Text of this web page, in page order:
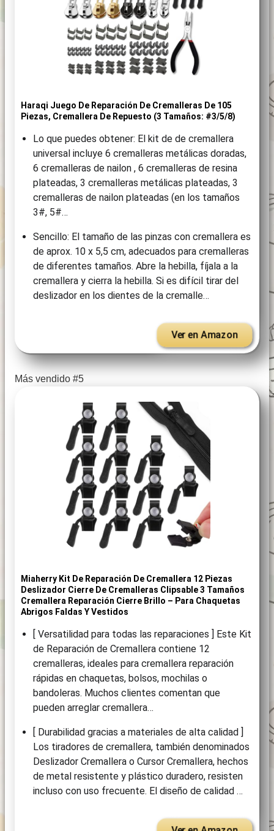
Haraqi Juego De Reparación De Cremalleras De 105
Piezas, Cremallera De Repuesto (3 Tamaños: #3/5/8)
Lo que puedes obtener: El kit de de cremallera
universal incluye 6 cremalleras metálicas doradas,
6 cremalleras de nailon , 6 cremalleras de resina
plateadas, 3 cremalleras metálicas plateadas, 3
cremalleras de nailon plateadas (en los tamaños
3#, 5#…
Sencillo: El tamaño de las pinzas con cremallera es
de aprox. 10 x 5,5 cm, adecuados para cremalleras
de diferentes tamaños. Abre la hebilla, fíjala a la
cremallera y cierra la hebilla. Si es difícil tirar del
deslizador en los dientes de la cremalle…
Ver en Amazon
Más vendido #5
Miaherry Kit De Reparación De Cremallera 12 Piezas
Deslizador Cierre De Cremalleras Clipsable 3 Tamaños
Cremallera Reparación Cierre Brillo – Para Chaquetas
Abrigos Faldas Y Vestidos
[ Versatilidad para todas las reparaciones ] Este Kit
de Reparación de Cremallera contiene 12
cremalleras, ideales para cremallera reparación
rápidas en chaquetas, bolsos, mochilas o
bandoleras. Muchos clientes comentan que
pueden arreglar cremallera…
[ Durabilidad gracias a materiales de alta calidad ]
Los tiradores de cremallera, también denominados
Deslizador Cremallera o Cursor Cremallera, hechos
de metal resistente y plástico duradero, resisten
incluso con uso frecuente. El diseño de calidad …